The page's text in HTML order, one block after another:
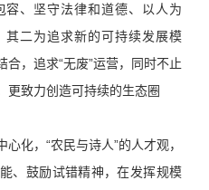
、坚守法律和道德、以人为
二为追求新的可持续发展模
，追求“无废”运营，同时不止
更致力创造可持续的生态圈
化，“农民与诗人”的人才观，
、鼓励试错精神，在发挥规模